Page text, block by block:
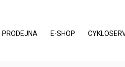
PRODEJNA E-SHOP